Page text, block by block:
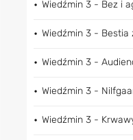
Wiedźmin 3 - Bez i
Wiedźmin 3 - Bestia
Wiedźmin 3 -
Wiedźmin 3 -
Wiedźmin 3 -